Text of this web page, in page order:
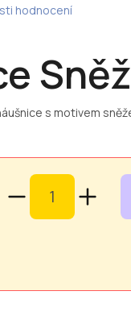
s motivem
hodnocení